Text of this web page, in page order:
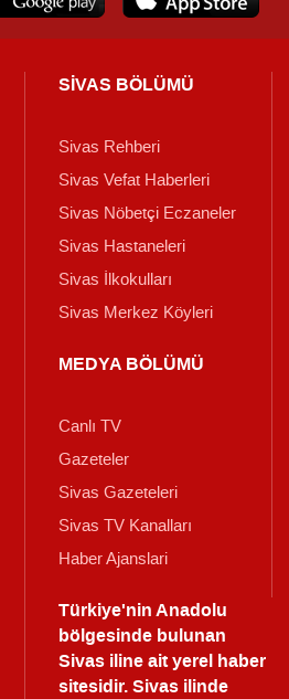
SİVAS BÖLÜMÜ
Sivas Rehberi
Sivas Vefat Haberleri
Sivas Nöbetçi Eczaneler
Sivas Hastaneleri
Sivas İlkokulları
Sivas Merkez Köyleri
MEDYA BÖLÜMÜ
Canlı TV
Gazeteler
Sivas Gazeteleri
Sivas TV Kanalları
Haber Ajanslari
Türkiye'nin Anadolu
bölgesinde bulunan
Sivas iline ait yerel haber
sitesidir. Sivas ilinde